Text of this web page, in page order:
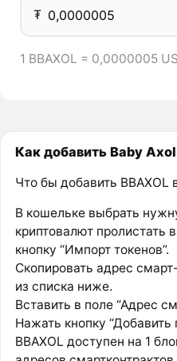
₮
1 BBAXOL = 0,0000005
Как добавить Baby
Что бы добавить
В кошельке выбрать
криптовалют пролистать
кнопку “Импорт токенов”.
Скопировать адрес
из списка ниже.
Вставить в поле “Адрес
Нажать кнопку “Добавить
BBAXOL доступен на 1